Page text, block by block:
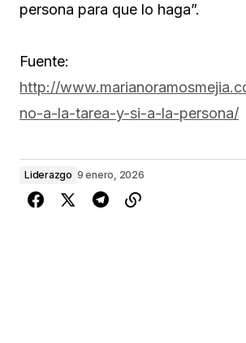
persona para que lo haga”.
Fuente:
http://
no-a-la-tarea-y-si-a-la-persona/
Liderazgo 9 enero, 2026